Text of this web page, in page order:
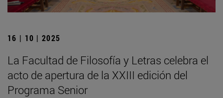
16 | 10 | 2025
La Facultad de Filosofía y Letras celebra el
acto de apertura de la XXIII edición del
Programa Senior